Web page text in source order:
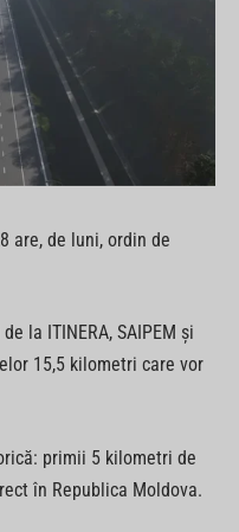
are, de luni, ordin de
la ITINERA, SAIPEM și
15,5 kilometri care vor
primii 5 kilometri de
în Republica Moldova.